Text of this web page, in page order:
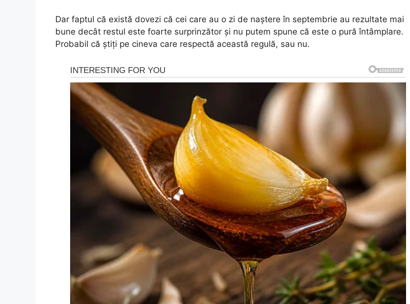
Dar faptul că există dovezi că cei care au o zi de naștere în septembrie au rezultate mai
bune decât restul este foarte surprinzător și nu putem spune că este o pură întâmplare.
Probabil că știți pe cineva care respectă această regulă, sau nu.